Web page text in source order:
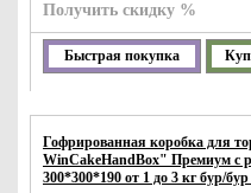
Получить скидку %
Быстрая покупка
Гофрированная коробка для
WinCakeHandBox" Премиум c
300*300*190 от 1 до 3 кг бур/